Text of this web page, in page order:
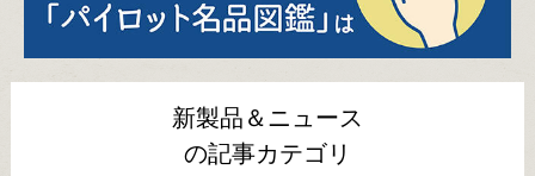
新製品＆ニュース
の記事カテゴリ